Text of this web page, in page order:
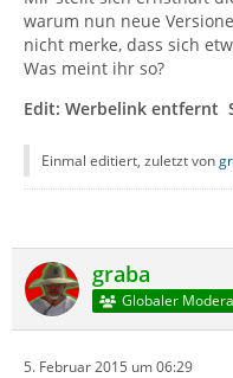
warum nun neue
nicht merke, dass sich
Was meint ihr so?
Edit: Werbelink entfernt
Einmal editiert, zuletzt von
graba
Globaler
5. Februar 2015 um 06:29